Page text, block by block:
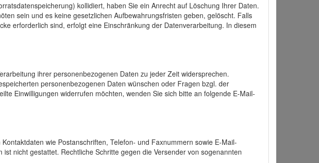
kollidiert, haben Sie ein Anrecht auf Löschung Ihrer Daten.
sein und es keine gesetzlichen Aufbewahrungsfristen geben, gelöscht. Falls
erforderlich sind, erfolgt eine Einschränkung der Datenverarbeitung. In diesem
ihrer personenbezogenen Daten zu jeder Zeit widersprechen.
personenbezogenen Daten wünschen oder Fragen bzgl. der
Einwilligungen widerrufen möchten, wenden Sie sich bitte an folgende E-Mail-
wie Postanschriften, Telefon- und Faxnummern sowie E-Mail-
nicht gestattet. Rechtliche Schritte gegen die Versender von sogenannten